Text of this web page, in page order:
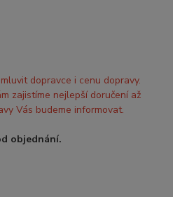
dopravce i cenu dopravy.
zajistíme nejlepší doručení až
Vás budeme informovat.
objednání.